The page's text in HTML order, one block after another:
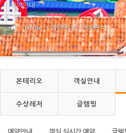
예약안내
Home 예약안내 단체견적
몬테리오 객실안내
수상레저 글램핑